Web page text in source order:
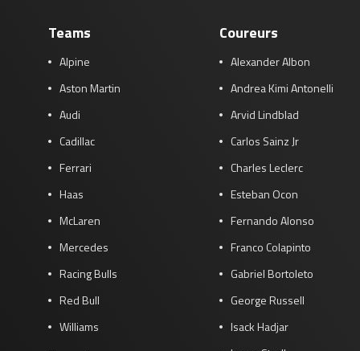
Kwalificatie
za 05:00 - 06:00
GP QATAR 2026 27 - 29 nov
Kwalificatie
za 19:00 - 20:00
Race
zo 17:00 - 19:00
GP ABU DHABI 2026 04 - 06 dec
Kwalificatie
za 15:00 - 16:00
zo 14:00 - 16:00
Teams
Alpine
Aston Martin
Audi
Cadillac
Ferrari
Haas
McLaren
Mercedes
Racing Bulls
Red Bull
Williams
Coureurs
Alexander Albon
Andrea Kimi Antonelli
Arvid Lindblad
Carlos Sainz Jr
Charles Leclerc
Esteban Ocon
Fernando Alonso
Franco Colapinto
Gabriel Bortoleto
George Russell
Isack Hadjar